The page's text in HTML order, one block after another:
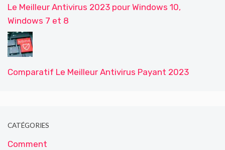
Le Meilleur Antivirus 2023 pour Windows 10,
Windows 7 et 8
Comparatif Le Meilleur Antivirus Payant 2023
CATÉGORIES
Comment